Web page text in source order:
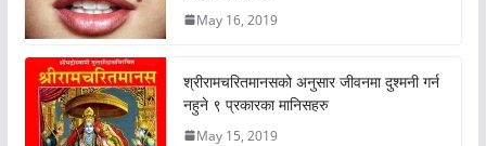
May 16, 2019
श्रीरामचरितमानसको अनुसार जीवनमा दुश्मनी गर्न
नहुने ९ प्रकारका मानिसहरु
May 15, 2019